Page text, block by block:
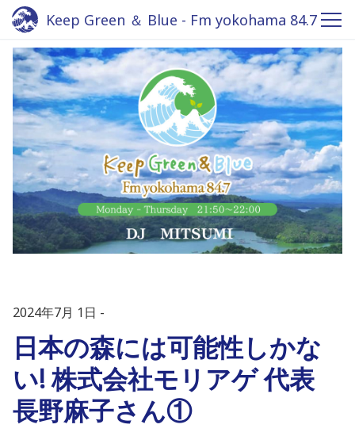
Keep Green ＆ Blue - Fm yokohama 84.7
2024年7月 1日
日本の森には可能性しかな
い! 株式会社モリアゲ 代表
長野麻子さん①